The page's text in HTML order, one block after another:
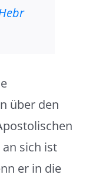
über den
sich ist
er in die